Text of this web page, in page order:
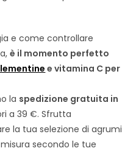
e come controllare
è il momento perfetto
e vitamina C per
la spedizione gratuita in
a 39 €. Sfrutta
la tua selezione di agrumi
secondo le tue